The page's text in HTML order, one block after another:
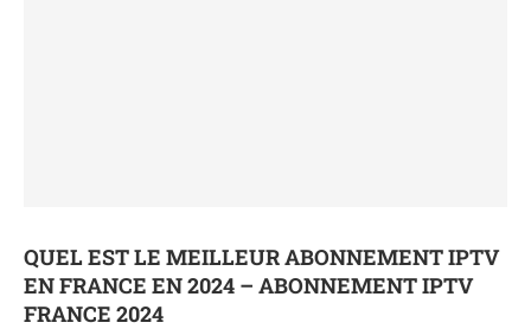
QUEL EST LE MEILLEUR ABONNEMENT IPTV
EN FRANCE EN 2024 – ABONNEMENT IPTV
FRANCE 2024